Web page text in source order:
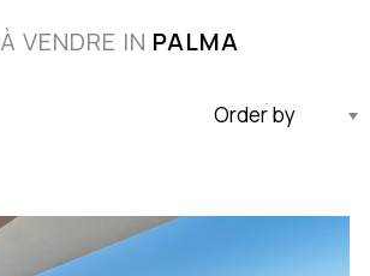
VENDRE IN PALMA
Mise À Jour Par Ordre Décroissant